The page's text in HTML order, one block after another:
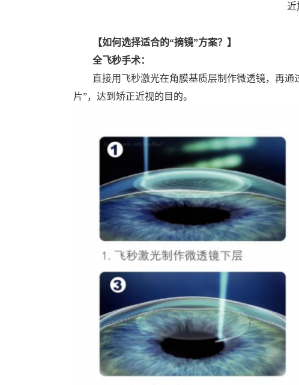
近
【如何选择适合的“摘镜”方案？ 】
全飞秒手术：
直接用飞秒激光在角膜基质层制作微透镜，再
片”，达到矫正近视的目的。